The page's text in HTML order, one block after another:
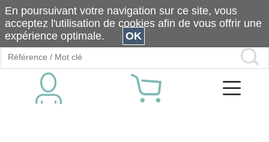
En poursuivant votre navigation sur ce site, vous
acceptez l'utilisation de cookies afin de vous offrir une
expérience optimale.
OK